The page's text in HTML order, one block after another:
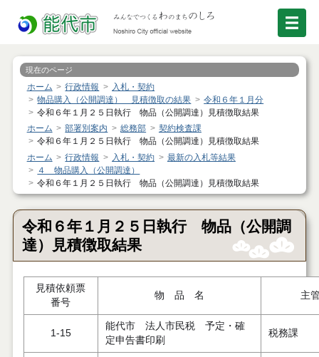
現在のページ
ホーム 行政情報
入札・契約
物品購入（公開調達） 見積徴取の結果
令和６年１月分
令和６年１月２５日執行 物品（公開調達）見積徴取結果
ホーム
部署別案内 総務部
契約検査課
令和６年１月２５日執行 物品（公開調達）見積徴取結果
ホーム
行政情報 入札・契約
最新の入札等結果
４ 物品購入（公開調達）
令和６年１月２５日執行 物品（公開調達）見積徴取結果
令和６年１月２５日執行 物品（公開調
達）見積徴取結果
見積依頼票
番号
物 品 名 主
1-15
能代市 法人市民税 予定・確
定申告書印刷
税務課